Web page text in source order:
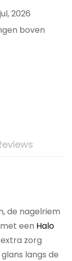
2026
boven
de nagelriem
een Halo
zorg
langs de